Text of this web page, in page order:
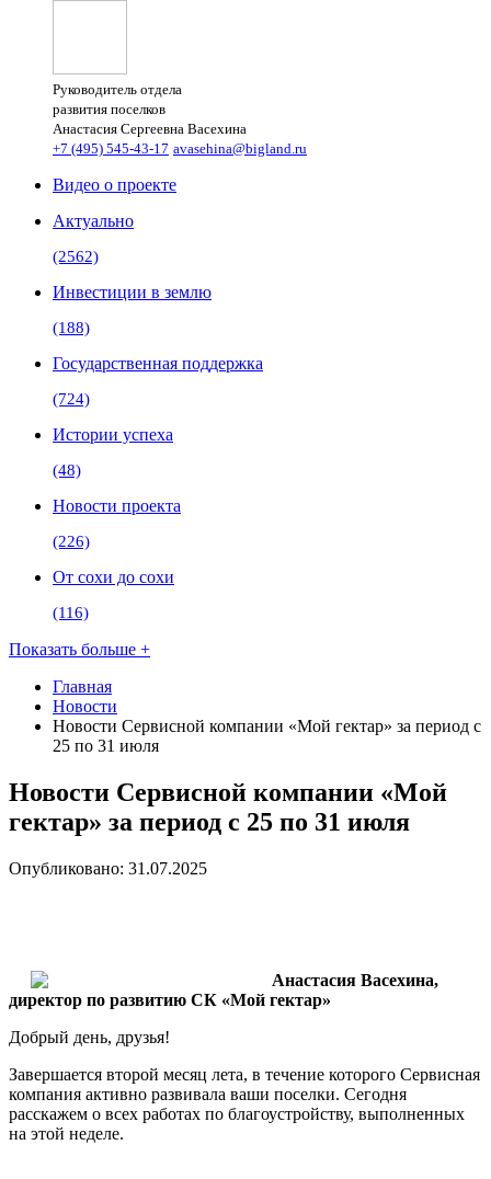
Руководитель отдела
развития поселков
Анастасия Сергеевна Васехина
+7 (495) 545-43-17 avasehina@bigland.ru
Видео о проекте
Актуально
(2562)
Инвестиции в землю
(188)
Государственная поддержка
(724)
Истории успеха
(48)
Новости проекта
(226)
От сохи до сохи
(116)
Показать больше +
Главная
Новости
Новости Сервисной компании «Мой гектар» за период с
25 по 31 июля
Новости Сервисной компании «Мой
гектар» за период с 25 по 31 июля
Опубликовано: 31.07.2025
Анастасия Васехина,
директор по развитию СК «Мой гектар»
Добрый день, друзья!
Завершается второй месяц лета, в течение которого Сервисная
компания активно развивала ваши поселки. Сегодня
расскажем о всех работах по благоустройству, выполненных
на этой неделе.